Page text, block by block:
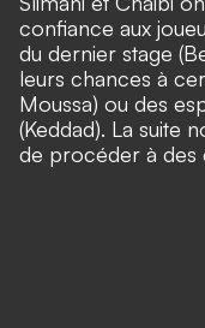
confiance aux
du dernier stage
leurs chances à
Moussa) ou des
(Keddad). La suite
de procéder à des